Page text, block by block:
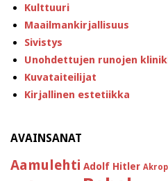
Kulttuuri
Maailmankirjallisuus
Sivistys
Unohdettujen runojen
Kuvataiteilijat
Kirjallinen estetiikka
AVAINSANAT
Aamulehti Adolf Hitler